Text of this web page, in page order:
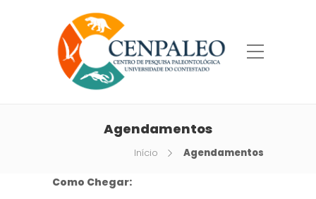
Agendamentos
Início Agendamentos
Como Chegar: